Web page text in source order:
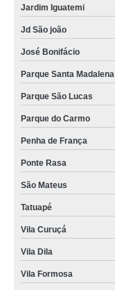
Jardim Iguatemi
Jd São joão
José Bonifácio
Parque Santa Madalena
Parque São Lucas
Parque do Carmo
Penha de França
Ponte Rasa
São Mateus
Tatuapé
Vila Curuçá
Vila Dila
Vila Formosa